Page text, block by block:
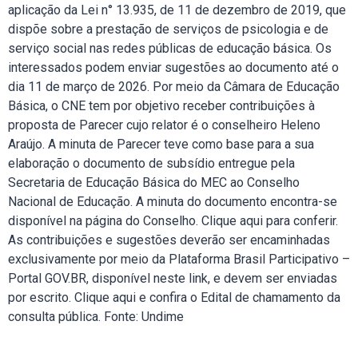
aplicação da Lei n° 13.935, de 11 de dezembro de 2019, que
dispõe sobre a prestação de serviços de psicologia e de
serviço social nas redes públicas de educação básica. Os
interessados podem enviar sugestões ao documento até o
dia 11 de março de 2026. Por meio da Câmara de Educação
Básica, o CNE tem por objetivo receber contribuições à
proposta de Parecer cujo relator é o conselheiro Heleno
Araújo. A minuta de Parecer teve como base para a sua
elaboração o documento de subsídio entregue pela
Secretaria de Educação Básica do MEC ao Conselho
Nacional de Educação. A minuta do documento encontra-se
disponível na página do Conselho. Clique aqui para conferir.
As contribuições e sugestões deverão ser encaminhadas
exclusivamente por meio da Plataforma Brasil Participativo –
Portal GOV.BR, disponível neste link, e devem ser enviadas
por escrito. Clique aqui e confira o Edital de chamamento da
consulta pública. Fonte: Undime